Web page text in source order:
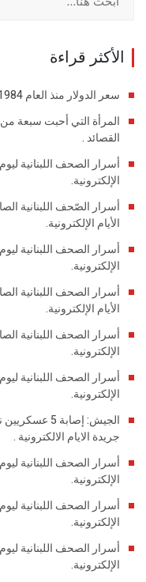
الأكثر قراءة
سعر الدولار منذ العام 1984 وحتى الآن / جريدة الأيام الإلكترونية .
المرأة التي أحبت سبعة
القصائد .
الإلكترونية.
الأيام الإلكترونية.
الإلكترونية.
الأيام الإلكترونية.
الإلكترونية.
الإلكترونية.
الجيش:
جريدة الايام الالكترونية .
الإلكترونية.
الإلكترونية.
الإلكترونية.